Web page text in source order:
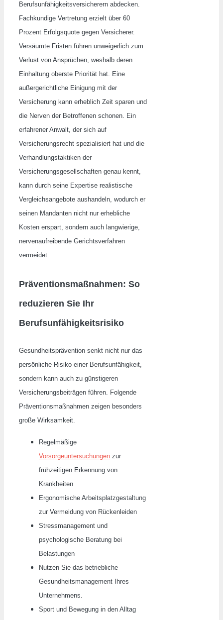
Berufsunfähigkeitsversicherern abdecken.
Fachkundige Vertretung erzielt über 60
Prozent Erfolgsquote gegen Versicherer.
Versäumte Fristen führen unweigerlich zum
Verlust von Ansprüchen, weshalb deren
Einhaltung oberste Priorität hat. Eine
außergerichtliche Einigung mit der
Versicherung kann erheblich Zeit sparen und
die Nerven der Betroffenen schonen. Ein
erfahrener Anwalt, der sich auf
Versicherungsrecht spezialisiert hat und die
Verhandlungstaktiken der
Versicherungsgesellschaften genau kennt,
kann durch seine Expertise realistische
Vergleichsangebote aushandeln, wodurch er
seinen Mandanten nicht nur erhebliche
Kosten erspart, sondern auch langwierige,
nervenaufreibende Gerichtsverfahren
vermeidet.
Präventionsmaßnahmen: So
reduzieren Sie Ihr
Berufsunfähigkeitsrisiko
Gesundheitsprävention senkt nicht nur das
persönliche Risiko einer Berufsunfähigkeit,
sondern kann auch zu günstigeren
Versicherungsbeiträgen führen. Folgende
Präventionsmaßnahmen zeigen besonders
große Wirksamkeit.
Regelmäßige
Vorsorgeuntersuchungen zur
frühzeitigen Erkennung von
Krankheiten
Ergonomische Arbeitsplatzgestaltung
zur Vermeidung von Rückenleiden
Stressmanagement und
psychologische Beratung bei
Belastungen
Nutzen Sie das betriebliche
Gesundheitsmanagement Ihres
Unternehmens.
Sport und Bewegung in den Alltag